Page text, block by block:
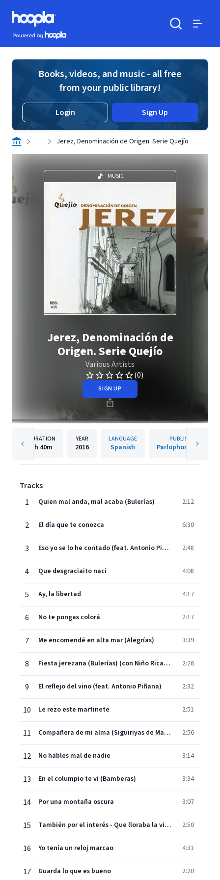
Skip to main content
Hoopla logo
Powered by Hoopla
Books, videos, and music - all free
from your public library!
Login Sign Up
. . . Jerez, Denominación de Origen. Serie Quejío
MUSIC
Jerez, Denominación de
Origen. Serie Quejío
Various Artists
(0)
SIGN UP
DURATION
1h 40m
YEAR
2016
LANGUAGE
Spanish
PUBLISHER
Parlophone Spain
Tracks
1
Quien mal anda, mal acaba (Bulerías) 2:12
2 El día que te conozca 6:30
3 Eso yo se lo he contado (feat. Antonio Piñana) 2:48
4 Que desgraciaito nací 4:08
5 Ay, la libertad 4:17
6 No te pongas colorá 2:17
7 Me encomendé en alta mar (Alegrías) 3:39
8 Fiesta jerezana (Bulerías) (con Niño Ricardo) 2:26
9 El reflejo del vino (feat. Antonio Piñana) 2:32
10 Le rezo este martinete 2:51
11 Compañera de mi alma (Siguiriyas de Manuel Torres) 2:56
12 No hables mal de nadie 3:14
13 En el columpio te vi (Bamberas) 3:34
14 Por una montaña oscura 3:07
15 También por el interés - Que lloraba la vi un día (con Manolo de Badajoz) (Fandangos personales) 2:50
16 Yo tenía un reloj marcao 4:31
17 Guarda lo que es bueno 2:20